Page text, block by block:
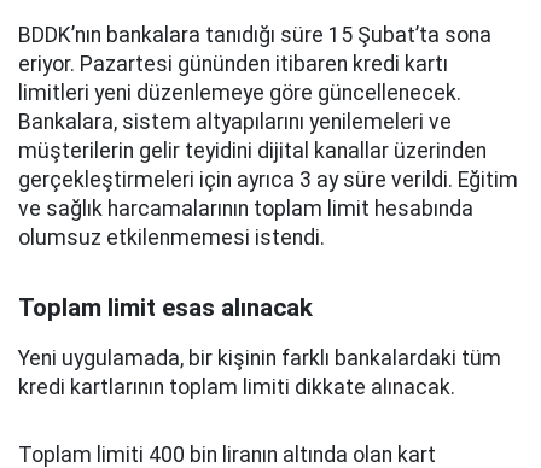
BDDK’nın bankalara tanıdığı süre 15 Şubat’ta sona
eriyor. Pazartesi gününden itibaren kredi kartı
limitleri yeni düzenlemeye göre güncellenecek.
Bankalara, sistem altyapılarını yenilemeleri ve
müşterilerin gelir teyidini dijital kanallar üzerinden
gerçekleştirmeleri için ayrıca 3 ay süre verildi. Eğitim
ve sağlık harcamalarının toplam limit hesabında
olumsuz etkilenmemesi istendi.
Toplam limit esas alınacak
Yeni uygulamada, bir kişinin farklı bankalardaki tüm
kredi kartlarının toplam limiti dikkate alınacak.
Toplam limiti 400 bin liranın altında olan kart